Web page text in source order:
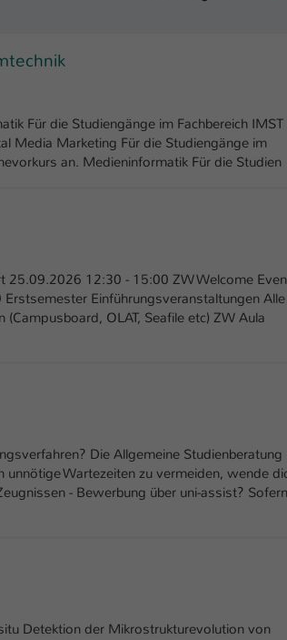
Für die Studiengänge im Fachbereich IMST
Media Marketing Für die Studiengänge im
an. Medieninformatik Für die Studien
25.09.2026 12:30 - 15:00 ZW Welcome
Einführungsveranstaltungen Alle
OLAT, Seafile etc) ZW Aula
Die Allgemeine Studienberatung
unnötige Wartezeiten zu vermeiden, wende
- Bewerbung über uni-assist? Sofern
Detektion der Mikrostrukturevolution von
Jahr
Cookie wird verwendet, um Ihre Cookie-
Jahr
/ PHPSESSID
TYPO3. Es speichert im Fall eines Intranet-
nachzuverfolgen. Die erhobenen Daten
und ausschließlich für interne Zwecke
Tage
von Matomo für Website-Analysen.
Website externe Inhalte (Youtube,
zusätzliche Informationen anzubieten.